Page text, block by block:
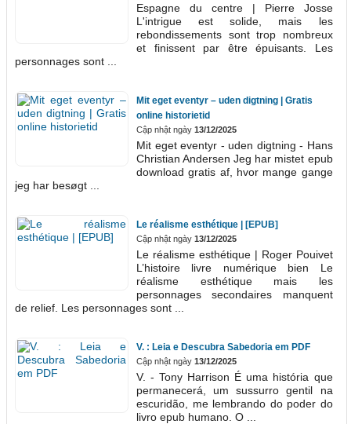
Espagne du centre | Pierre Josse
L'intrigue est solide, mais les
rebondissements sont trop nombreux
et finissent par être épuisants. Les
personnages sont ...
Mit eget eventyr – uden digtning | Gratis
online historietid
Cập nhật ngày 13/12/2025
Mit eget eventyr - uden digtning - Hans
Christian Andersen Jeg har mistet epub
download gratis af, hvor mange gange
jeg har besøgt ...
Le réalisme esthétique | [EPUB]
Cập nhật ngày 13/12/2025
Le réalisme esthétique | Roger Pouivet
L’histoire livre numérique bien Le
réalisme esthétique mais les
personnages secondaires manquent
de relief. Les personnages sont ...
V. : Leia e Descubra Sabedoria em PDF
Cập nhật ngày 13/12/2025
V. - Tony Harrison É uma história que
permanecerá, um sussurro gentil na
escuridão, me lembrando do poder do
livro epub humano. O ...